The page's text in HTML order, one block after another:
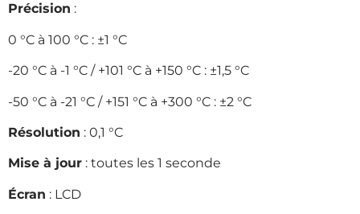
Précision :
0 °C à 100 °C : ±1 °C
-20 °C à -1 °C / +101 °C à +150 °C : ±1,5 °C
-50 °C à -21 °C / +151 °C à +300 °C : ±2 °C
Résolution : 0,1 °C
Mise à jour : toutes les 1 seconde
Écran : LCD